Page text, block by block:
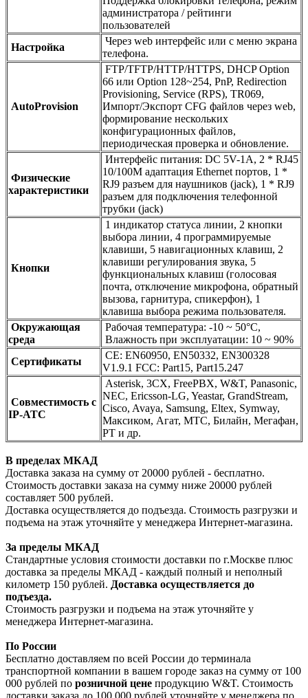
администратора / рейтинги
пользователей
Настройка
Через web интерфейс или с меню экрана
телефона.
AutoProvision
FTP/TFTP/HTTP/HTTPS, DHCP Option
66 или Option 128~254, PnP, Redirection
Provisioning, Service (RPS), TR069,
Импорт/Экспорт CFG файлов через web,
формирование нескольких
конфигурационных файлов,
периодическая проверка и обновление.
Физические
характеристики
Интерфейс питания: DC 5V-1A, 2 * RJ45
10/100M адаптация Ethernet портов, 1 *
RJ9 разъем для наушников (jack), 1 * RJ9
разъем для подключения телефонной
трубки (jack)
Кнопки
1 индикатор статуса линии, 2 кнопки
выбора линии, 4 программируемые
клавиши, 5 навигационных клавиш, 2
клавиши регулирования звука, 5
функциональных клавиш (голосовая
почта, отключение микрофона, обратный
вызова, гарнитура, спикерфон), 1
клавиша выбора режима пользователя.
Окружающая
среда
Рабочая температура: -10 ~ 50°C,
Влажность при эксплуатации: 10 ~ 90%
Сертификаты
CE: EN60950, EN50332, EN300328
V1.9.1 FCC: Part15, Part15.247
Совместимость с
IP-АТС
Asterisk, 3CX, FreePBX, W&T, Panasonic,
NEC, Ericsson-LG, Yeastar, GrandStream,
Cisco, Avaya, Samsung, Eltex, Symway,
Максиком, Агат, МТС, Билайн, Мегафан,
РТ и др.
В пределах МКАД
Доставка заказа на сумму от 20000 рублей - бесплатно.
Стоимость доставки заказа на сумму ниже 20000 рублей
составляет 500 рублей.
Доставка осуществляется до подъезда. Стоимость разгрузки и
подъема на этаж уточняйте у менеджера Интернет-магазина.
За пределы МКАД
Стандартные условия стоимости доставки по г.Москве плюс
доставка за пределы МКАД - каждый полный и неполный
километр 150 рублей. Доставка осуществляется до
подъезда.
Стоимость разгрузки и подъема на этаж уточняйте у
менеджера Интернет-магазина.
По России
Бесплатно доставляем по всей России до терминала
транспортной компании в вашем городе заказ на сумму от 100
000 рублей по розничной цене продукцию W&T. Стоимость
доставки заказа до 100 000 рублей уточняйте у менеджера по